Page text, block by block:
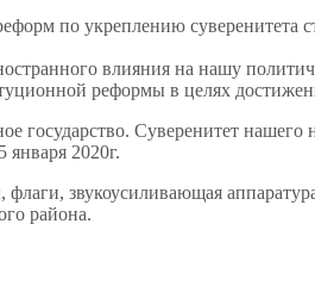
по укреплению суверенитета
влияния на нашу
реформы в целях
государство. Суверенитет
2020г.
звукоусиливающая
района.